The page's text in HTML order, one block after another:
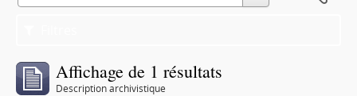
Affichage de 1 résultats
Description archivistique